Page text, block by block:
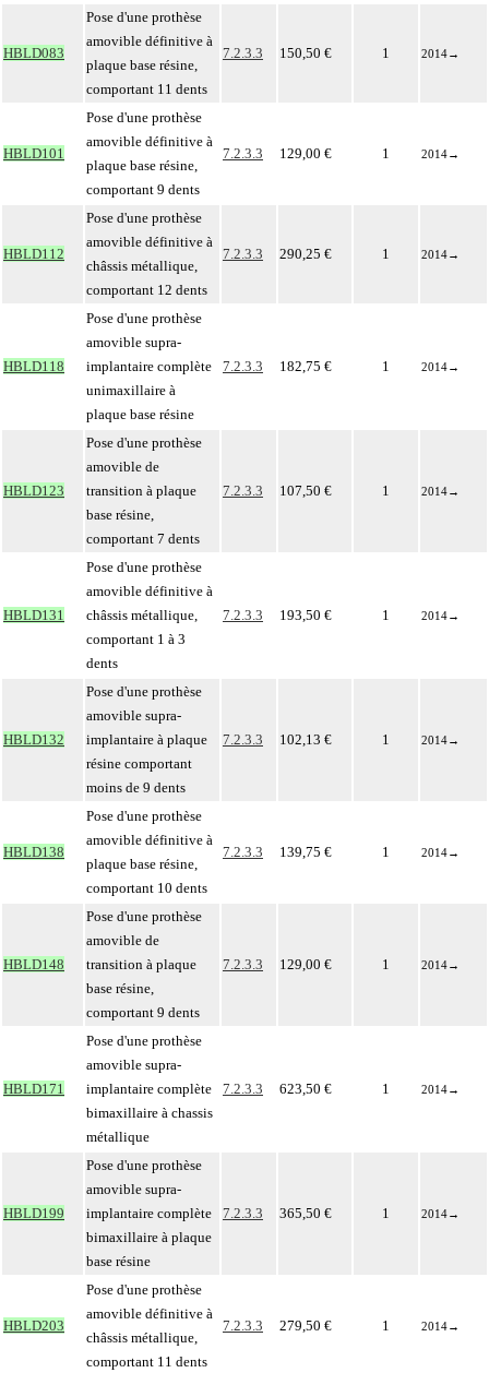
HBLD083
Pose d'une prothèse
amovible définitive à
plaque base résine,
comportant 11 dents
7.2.3.3 150,50 € 1 2014→
HBLD101
Pose d'une prothèse
amovible définitive à
plaque base résine,
comportant 9 dents
7.2.3.3 129,00 € 1 2014→
HBLD112
Pose d'une prothèse
amovible définitive à
châssis métallique,
comportant 12 dents
7.2.3.3 290,25 € 1 2014→
HBLD118
Pose d'une prothèse
amovible supra-
implantaire complète
unimaxillaire à
plaque base résine
7.2.3.3 182,75 € 1 2014→
HBLD123
Pose d'une prothèse
amovible de
transition à plaque
base résine,
comportant 7 dents
7.2.3.3 107,50 € 1 2014→
HBLD131
Pose d'une prothèse
amovible définitive à
châssis métallique,
comportant 1 à 3
dents
7.2.3.3 193,50 € 1 2014→
HBLD132
Pose d'une prothèse
amovible supra-
implantaire à plaque
résine comportant
moins de 9 dents
7.2.3.3 102,13 € 1 2014→
HBLD138
Pose d'une prothèse
amovible définitive à
plaque base résine,
comportant 10 dents
7.2.3.3 139,75 € 1 2014→
HBLD148
Pose d'une prothèse
amovible de
transition à plaque
base résine,
comportant 9 dents
7.2.3.3 129,00 € 1 2014→
HBLD171
Pose d'une prothèse
amovible supra-
implantaire complète
bimaxillaire à chassis
métallique
7.2.3.3 623,50 € 1 2014→
HBLD199
Pose d'une prothèse
amovible supra-
implantaire complète
bimaxillaire à plaque
base résine
7.2.3.3 365,50 € 1 2014→
HBLD203
Pose d'une prothèse
amovible définitive à
châssis métallique,
comportant 11 dents
7.2.3.3 279,50 € 1 2014→